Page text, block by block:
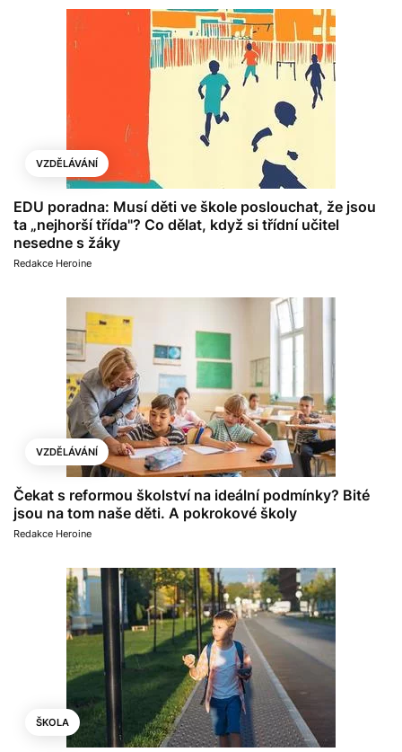
VZDĚLÁVÁNÍ
EDU poradna: Musí děti ve škole poslouchat, že jsou
ta „nejhorší třída"? Co dělat, když si třídní učitel
nesedne s žáky
Redakce Heroine
VZDĚLÁVÁNÍ
Čekat s reformou školství na ideální podmínky? Bité
jsou na tom naše děti. A pokrokové školy
Redakce Heroine
ŠKOLA